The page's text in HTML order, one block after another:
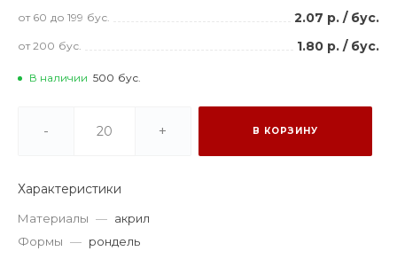
от 60 до 199 бус. 2.07 р. / бус.
от 200 бус. 1.80 р. / бус.
В наличии 500 бус.
- + В КОРЗИНУ
Характеристики
Материалы — акрил
Формы — рондель